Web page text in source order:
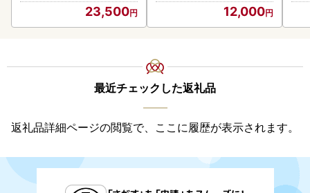
23,500 12,000
最近チェックした返礼品
返礼品詳細ページの閲覧で、ここに履歴が表示されます。